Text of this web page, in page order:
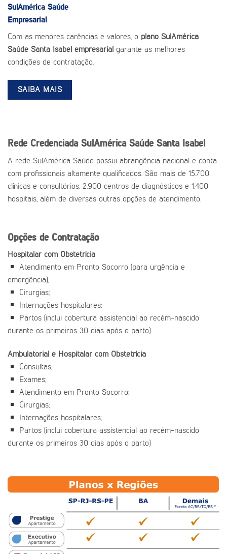
SulAmérica Saúde
Empresarial
Com as menores carências e valores, o plano SulAmérica
Saúde Santa Isabel empresarial garante as melhores
condições de contratação.
SAIBA MAIS
Rede Credenciada SulAmérica Saúde Santa Isabel
A rede SulAmérica Saúde possui abrangência nacional e conta
com profissionais altamente qualificados. São mais de 15.700
clínicas e consultórios, 2.900 centros de diagnósticos e 1.400
hospitais, além de diversas outras opções de atendimento.
Opções de Contratação
Hospitalar com Obstetrícia
Atendimento em Pronto Socorro (para urgência e
emergência);
Cirurgias;
Internações hospitalares;
Partos (inclui cobertura assistencial ao recém-nascido
durante os primeiros 30 dias após o parto).
Ambulatorial e Hospitalar com Obstetrícia
Consultas;
Exames;
Atendimento em Pronto Socorro;
Cirurgias;
Internações hospitalares;
Partos (inclui cobertura assistencial ao recém-nascido
durante os primeiros 30 dias após o parto)